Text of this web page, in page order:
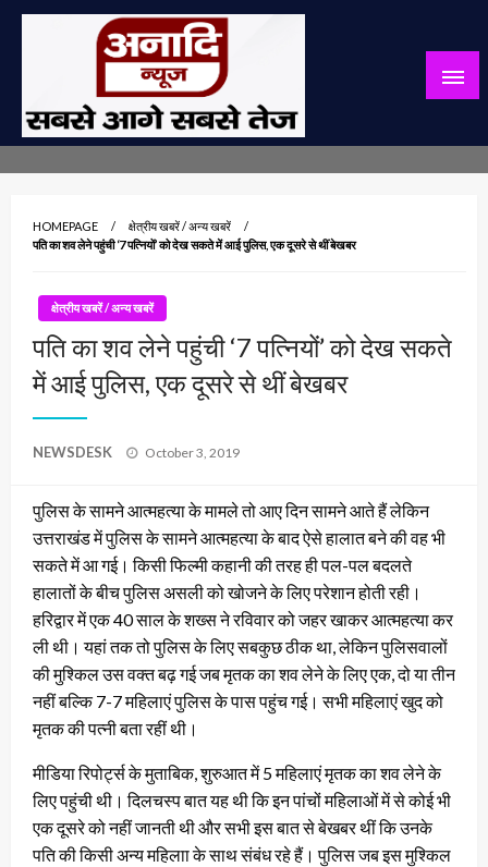
Skip
सबसे आगे सबसे तेज
HOMEPAGE
क्षेत्रीय खबरें / अन्य खबरें
पति का शव लेने पहुंची ‘7 पत्नियों’ को देख सकते में आई पुलिस, एक दूसरे से थीं बेखबर
क्षेत्रीय खबरें / अन्य खबरें
पति का शव लेने पहुंची ‘7 पत्नियों’ को देख सकते
में आई पुलिस, एक दूसरे से थीं बेखबर
NEWSDESK
Posted
October 3, 2019
पुलिस के सामने आत्महत्या के मामले तो आए दिन सामने आते हैं लेकिन
उत्तराखंड में पुलिस के सामने आत्महत्या के बाद ऐसे हालात बने की वह भी
सकते में आ गई। किसी फिल्मी कहानी की तरह ही पल-पल बदलते
हालातों के बीच पुलिस असली को खोजने के लिए परेशान होती रही।
हरिद्वार में एक 40 साल के शख्स ने रविवार को जहर खाकर आत्महत्या कर
ली थी। यहां तक तो पुलिस के लिए सबकुछ ठीक था, लेकिन पुलिसवालों
की मुश्किल उस वक्त बढ़ गई जब मृतक का शव लेने के लिए एक, दो या तीन
नहीं बल्कि 7-7 महिलाएं पुलिस के पास पहुंच गई। सभी महिलाएं खुद को
मृतक की पत्नी बता रहीं थी।
मीडिया रिपोर्ट्स के मुताबिक, शुरुआत में 5 महिलाएं मृतक का शव लेने के
लिए पहुंची थी। दिलचस्प बात यह थी कि इन पांचों महिलाओं में से कोई भी
एक दूसरे को नहीं जानती थी और सभी इस बात से बेखबर थीं कि उनके
पति की किसी अन्य महिलाा के साथ संबंध रहे हैं। पुलिस जब इस मुश्किल